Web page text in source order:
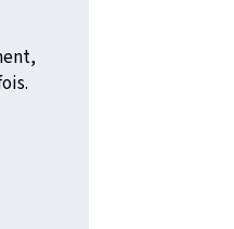
logiciel LRS est